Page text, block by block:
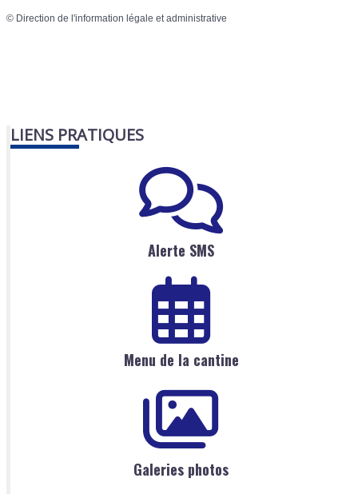
© Direction de l'information légale et administrative
LIENS PRATIQUES
Alerte SMS
Menu de la cantine
Galeries photos